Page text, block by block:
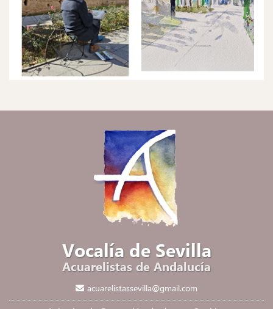
Vocalía de Sevilla
Acuarelistas de Andalucía
acuarelistassevilla@gmail.com